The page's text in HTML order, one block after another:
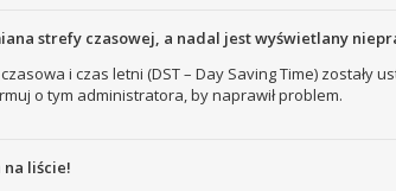
strefy czasowej, a nadal jest wyświetlany
i czas letni (DST – Day Saving Time)
o tym administratora, by naprawił problem.
na liście!